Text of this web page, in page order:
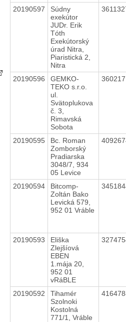
20190597
Súdny
exekútor
JUDr. Erik
Tóth
Exekútorský
úrad Nitra,
Piaristická 2,
Nitra
20190596
GEMKO-
TEKO s.r.o.
ul.
Svätoplukova
č. 3,
Rimavská
Sobota
20190595
Bc. Roman
Zomborský
Pradiarska
3048/7, 934
05 Levice
20190594
Bitcomp-
Zoltán Bako
Levická 579,
952 01 Vráble
20190593
Eliška
Zlejšíová
EBEN
1.mája 20,
952 01
vRáBLE
20190592
Tihamér
Szolnoki
Kostolná
771/1, Vráble